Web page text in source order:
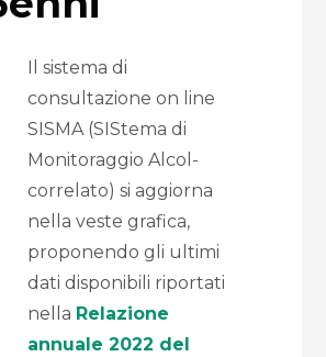
Il sistema di
consultazione on line
SISMA (SIStema di
Monitoraggio Alcol-
correlato) si aggiorna
nella veste grafica,
proponendo gli ultimi
dati disponibili riportati
nella Relazione
annuale 2022 del